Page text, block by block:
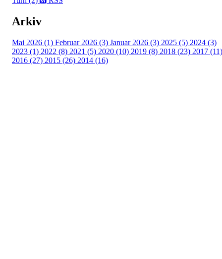
Arkiv
Mai 2026 (1) Februar 2026 (3) Januar 2026 (3) 2025 (5) 2024 (3)
2023 (1) 2022 (8) 2021 (5) 2020 (10) 2019 (8) 2018 (23) 2017 (11)
2016 (27) 2015 (26) 2014 (16)